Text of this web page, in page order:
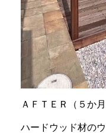
ＡＦＴＥＲ（５か月
ハードウッド材の